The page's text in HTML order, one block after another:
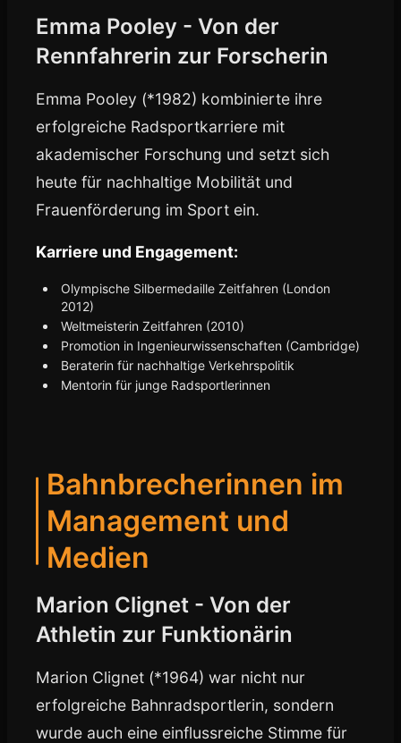
Emma Pooley - Von der
Rennfahrerin zur Forscherin
Emma Pooley (*1982) kombinierte ihre
erfolgreiche Radsportkarriere mit
akademischer Forschung und setzt sich
heute für nachhaltige Mobilität und
Frauenförderung im Sport ein.
Karriere und Engagement:
Olympische Silbermedaille Zeitfahren (London
2012)
Weltmeisterin Zeitfahren (2010)
Promotion in Ingenieurwissenschaften (Cambridge)
Beraterin für nachhaltige Verkehrspolitik
Mentorin für junge Radsportlerinnen
Bahnbrecherinnen im
Management und
Medien
Marion Clignet - Von der
Athletin zur Funktionärin
Marion Clignet (*1964) war nicht nur
erfolgreiche Bahnradsportlerin, sondern
wurde auch eine einflussreiche Stimme für